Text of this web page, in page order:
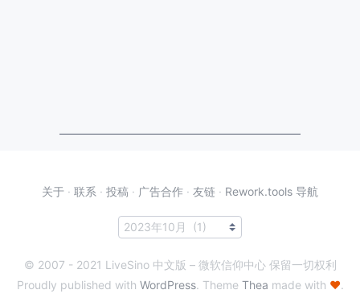
关于 · 联系 · 投稿 · 广告合作 · 友链 · Rework.tools 导航
© 2007 - 2021 LiveSino 中文版 – 微软信仰中心 保留一切权利
Proudly published with WordPress. Theme Thea made with ♥.